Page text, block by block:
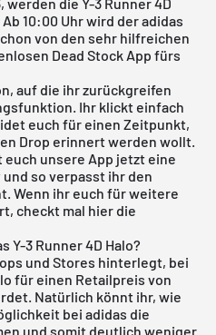
10:00 Uhr wird der adidas
von den sehr hilfreichen
Dead Stock App fürs
auf die ihr zurückgreifen
Ihr klickt einfach
euch für einen Zeitpunkt,
Drop erinnert werden wollt.
unsere App jetzt eine
so verpasst ihr den
Wenn ihr euch für weitere
checkt mal hier die
Y-3 Runner 4D Halo?
und Stores hinterlegt, bei
für einen Retailpreis von
Natürlich könnt ihr, wie
bei adidas die
und somit deutlich weniger